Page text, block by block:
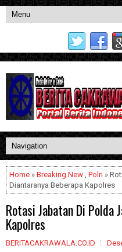
Home » Breaking New , Polri »
Diantaranya Beberapa Kapolres
Rotasi Jabatan Di Polda
Kapolres
BERITACAKRAWALA.CO.ID